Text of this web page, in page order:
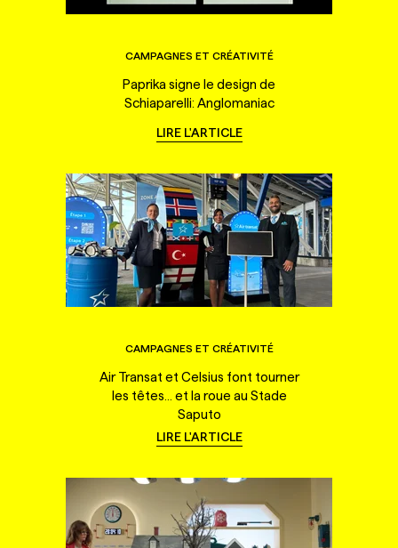
CAMPAGNES ET CRÉATIVITÉ
Paprika signe le design de
Schiaparelli: Anglomaniac
LIRE L'ARTICLE
CAMPAGNES ET CRÉATIVITÉ
Air Transat et Celsius font tourner
les têtes... et la roue au Stade
Saputo
LIRE L'ARTICLE